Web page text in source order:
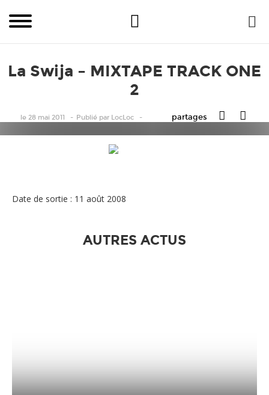
La Swija – MIXTAPE TRACK ONE
2
le 28 mai 2011 Publiépar LocLoc partages
Date de sortie : 11 août 2008
AUTRES ACTUS